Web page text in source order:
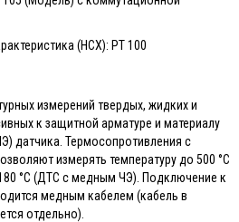
(НСХ): PТ 100
измерений твердых, жидких и
к защитной арматуре и материалу
датчика. Термосопротивления с
измерять температуру до 500 °С
°С (ДТС с медным ЧЭ). Подключение к
медным кабелем (кабель в
отдельно).